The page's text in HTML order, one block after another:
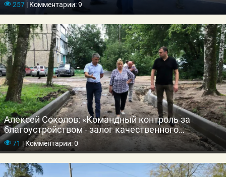
257 |Комментарии: 9
Алексей Соколов: «Командный контроль за
благоустройством - залог качественного
выполнения работ»
71 |Комментарии: 0